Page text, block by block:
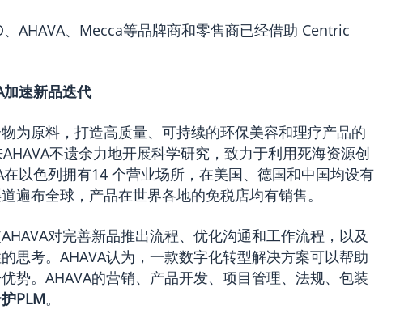
AHAVA、Mecca等品牌商和零售商已经借助 Centric
速新品迭代
为原料，打造高质量、可持续的环保美容和理疗产品的
不遗余力地开展科学研究，致力于利用死海资源创
以色列拥有14 个营业场所，在美国、德国和中国均设有
遍布全球，产品在世界各地的免税店均有销售。
对完善新品推出流程、优化沟通和工作流程，以及
思考。AHAVA认为，一款数字化转型解决方案可以帮助
势。AHAVA的营销、产品开发、项目管理、法规、包装
PLM。